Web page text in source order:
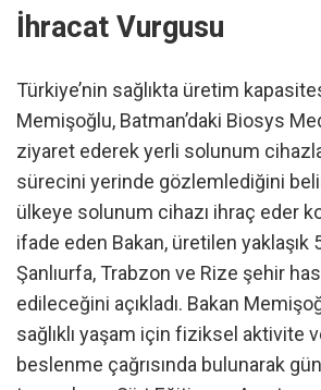
İhracat Vurgusu
Türkiye’nin sağlıkta üretim
Memişoğlu, Batman’daki Biosys
ziyaret ederek yerli solunum
sürecini yerinde gözlemlediğini
ülkeye solunum cihazı ihraç eder
ifade eden Bakan, üretilen yaklaşık
Şanlıurfa, Trabzon ve Rize şehir
edileceğini açıkladı. Bakan
sağlıklı yaşam için fiziksel aktivite
beslenme çağrısında bulunarak